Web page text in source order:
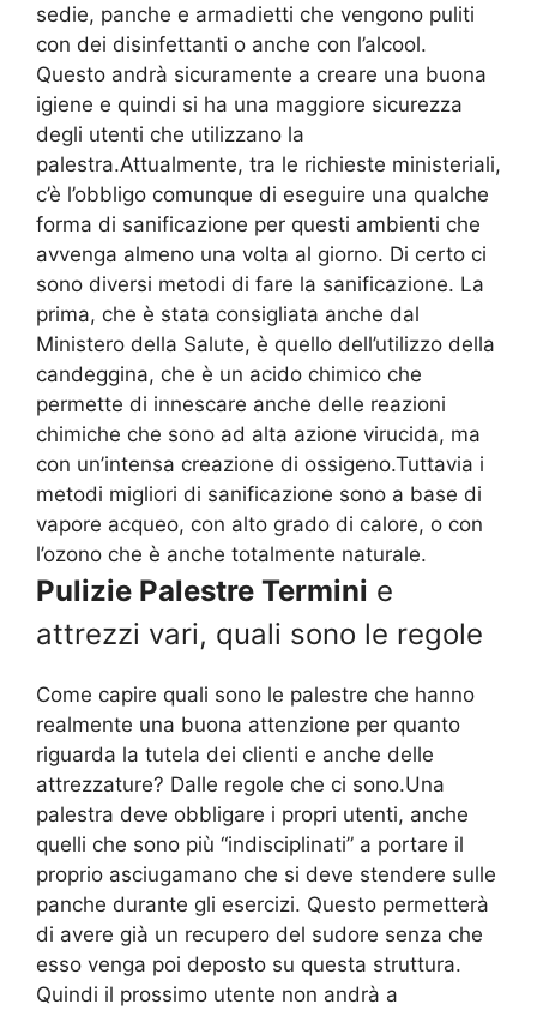
sedie, panche e armadietti che vengono puliti
con dei disinfettanti o anche con l’alcool.
Questo andrà sicuramente a creare una buona
igiene e quindi si ha una maggiore sicurezza
degli utenti che utilizzano la
palestra.Attualmente, tra le richieste ministeriali,
c’è l’obbligo comunque di eseguire una qualche
forma di sanificazione per questi ambienti che
avvenga almeno una volta al giorno. Di certo ci
sono diversi metodi di fare la sanificazione. La
prima, che è stata consigliata anche dal
Ministero della Salute, è quello dell’utilizzo della
candeggina, che è un acido chimico che
permette di innescare anche delle reazioni
chimiche che sono ad alta azione virucida, ma
con un’intensa creazione di ossigeno.Tuttavia i
metodi migliori di sanificazione sono a base di
vapore acqueo, con alto grado di calore, o con
l’ozono che è anche totalmente naturale.
Pulizie Palestre Termini e
attrezzi vari, quali sono le regole
Come capire quali sono le palestre che hanno
realmente una buona attenzione per quanto
riguarda la tutela dei clienti e anche delle
attrezzature? Dalle regole che ci sono.Una
palestra deve obbligare i propri utenti, anche
quelli che sono più “indisciplinati” a portare il
proprio asciugamano che si deve stendere sulle
panche durante gli esercizi. Questo permetterà
di avere già un recupero del sudore senza che
esso venga poi deposto su questa struttura.
Quindi il prossimo utente non andrà a